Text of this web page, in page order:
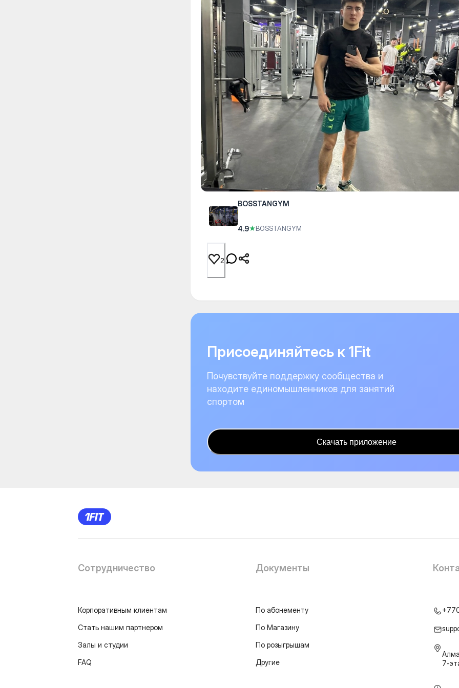
BOSSTANGYM
4.9★BOSSTANGYM
2
Присоединяйтесь к 1Fit
Почувствуйте поддержку сообщества и
находите единомышленников для занятий
спортом
Скачать приложение
Сотрудничество
Корпоративным клиентам
Стать нашим партнером
Залы и студии
FAQ
Документы
По абонементу
По Магазину
По розыгрышам
Другие
7-